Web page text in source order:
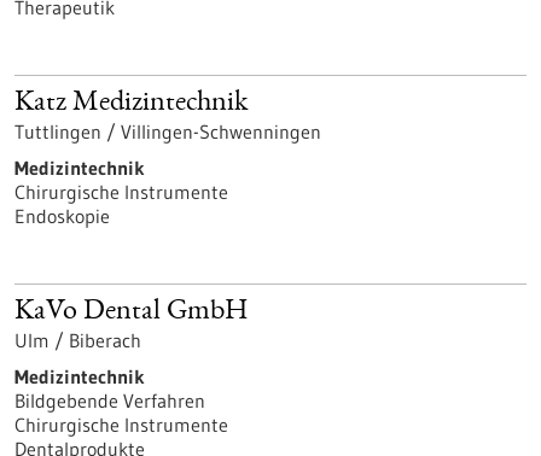
Therapeutik
Katz Medizintechnik
Tuttlingen / Villingen-Schwenningen
Medizintechnik
Chirurgische Instrumente
Endoskopie
KaVo Dental GmbH
Ulm / Biberach
Medizintechnik
Bildgebende Verfahren
Chirurgische Instrumente
Dentalprodukte